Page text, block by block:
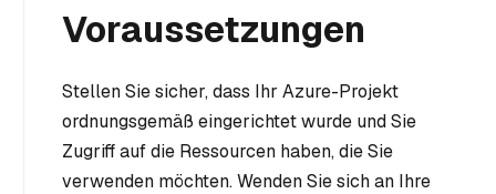
Voraussetzungen
Stellen Sie sicher, dass Ihr Azure-Projekt
ordnungsgemäß eingerichtet wurde und Sie
Zugriff auf die Ressourcen haben, die Sie
verwenden möchten. Wenden Sie sich an Ihre